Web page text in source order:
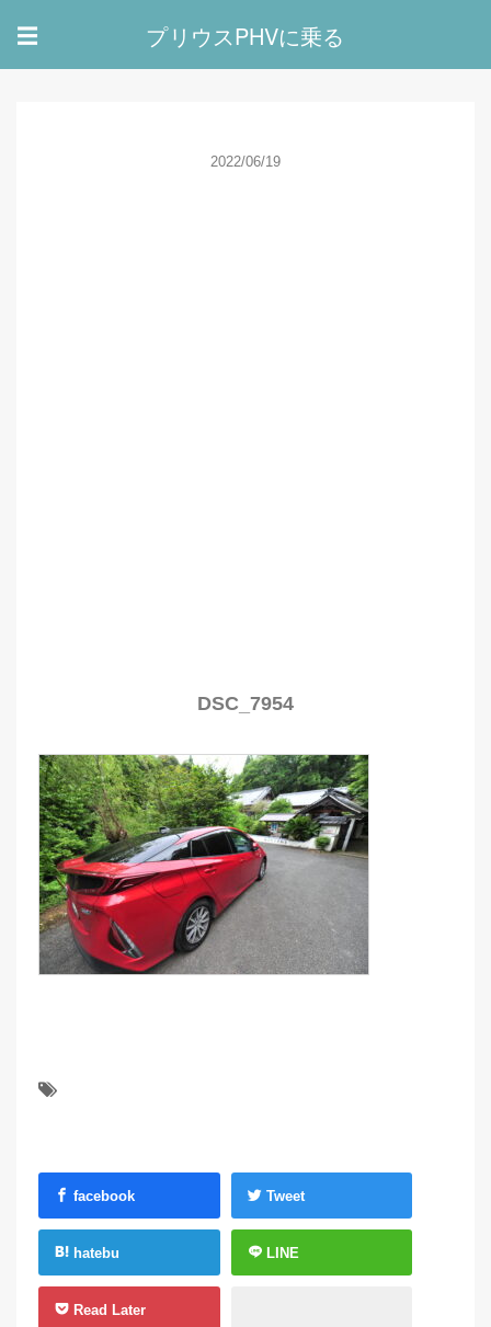
☰ プリウスPHVに乗る
2022/06/19
DSC_7954
facebook Tweet
hatebu LINE
Read Later